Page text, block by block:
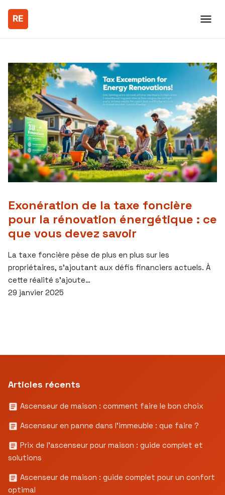
Exonération de la taxe foncière
pour la rénovation énergétique : ce
que vous devez savoir
La taxe foncière pèse de plus en plus sur les
propriétaires, s’ajoutant aux défis financiers actuels. À
cette réalité s’ajoute…
29 janvier 2025
Articles récents
Ascenseur de maison : comment faire le bon choix
Ascenseur en panne dans l’immeuble : que faire ?
Prix de l’ascenseur pour maison : guide complet et
solutions
Ascenseur de maison : guide complet pour un confort
optimal